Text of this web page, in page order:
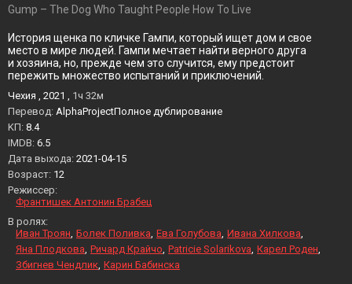
Gump – The Dog Who Taught People How To Live
История щенка по кличке Гампи, который ищет дом и свое
место в мире людей. Гампи мечтает найти верного друга
и хозяина, но, прежде чем это случится, ему предстоит
пережить множество испытаний и приключений.
Чехия , 2021 , 1ч 32м
Перевод: AlphaProjectПолное дублирование
KП: 8.4
IMDB: 6.5
Дата выхода: 2021-04-15
Возраст: 12
Режиссер:
Франтишек Антонин Брабец
В ролях:
Иван Троян Болек Поливка Ева Голубова Ивана Хилкова
Яна Плодкова Ричард Крайчо Patricie Solarikova Карел Роден
Збигнев Чендлик Карин Бабинска